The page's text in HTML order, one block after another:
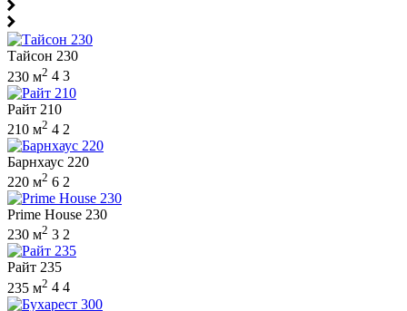
Тайсон 230
230 м2 4 3
Райт 210
210 м2 4 2
Барнхаус 220
220 м2 6 2
Prime House 230
230 м2 3 2
Райт 235
235 м2 4 4